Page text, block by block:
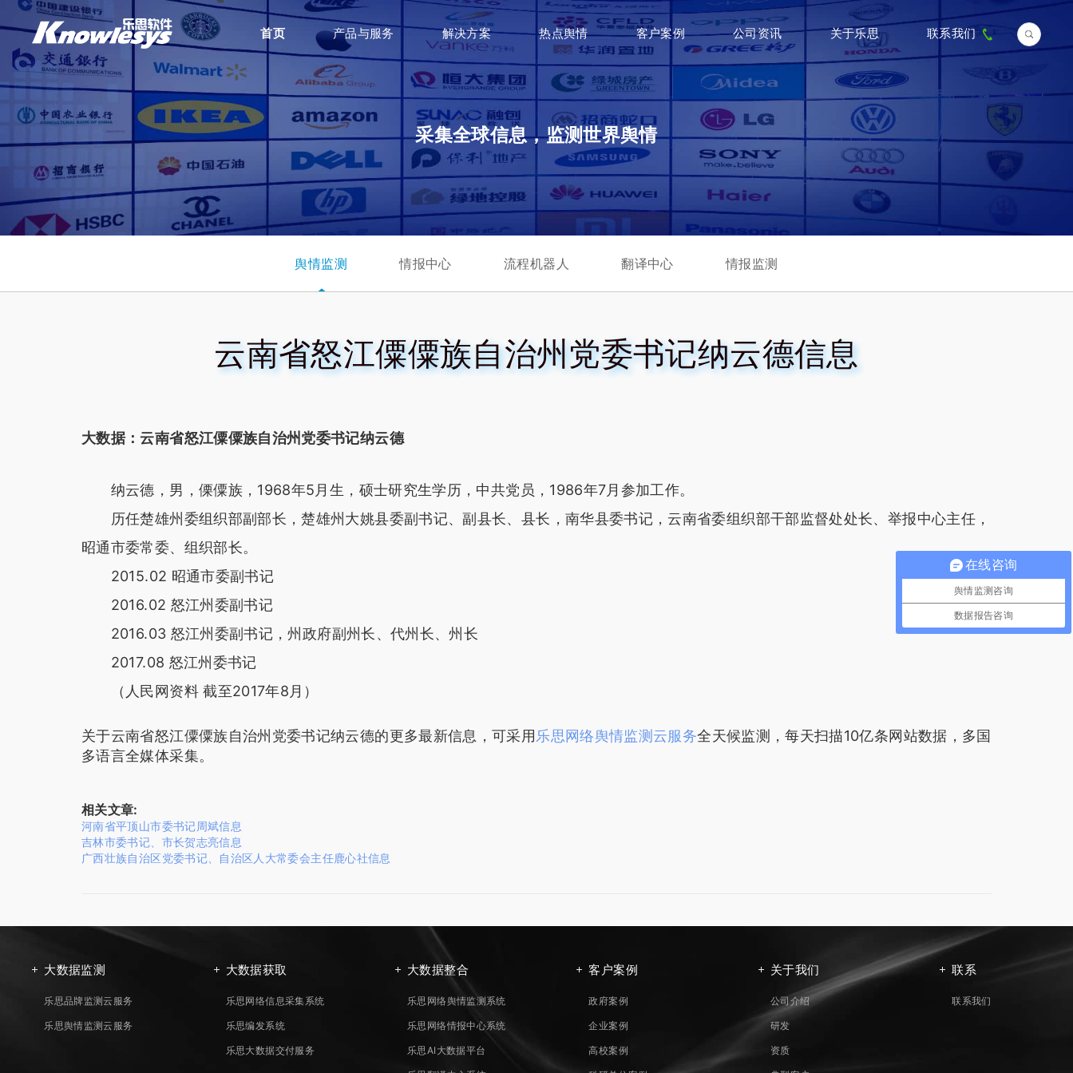
首页 产品与服务 解决方案 热点舆情 客户案例 公司资讯 关于乐思 联系我们
采集全球信息，监测世界舆情
舆情监测 情报中心 流程机器人 翻译中心 情报监测
云南省怒江僳僳族自治州党委书记纳云德信息
大数据：云南省怒江僳僳族自治州党委书记纳云德
纳云德，男，傈僳族，1968年5月生，硕士研究生学历，中共党员，1986年7月参加工作。
历任楚雄州委组织部副部长，楚雄州大姚县委副书记、副县长、县长，南华县委书记，云南省委组织部干部监督处处长、举报中心主任，
昭通市委常委、组织部长。
2015.02 昭通市委副书记
2016.02 怒江州委副书记
2016.03 怒江州委副书记，州政府副州长、代州长、州长
2017.08 怒江州委书记
（人民网资料 截至2017年8月）
关于云南省怒江僳僳族自治州党委书记纳云德的更多最新信息，可采用乐思网络舆情监测云服务全天候监测，每天扫描10亿条网站数据，多国
多语言全媒体采集。
相关文章:
河南省平顶山市委书记周斌信息
吉林市委书记、市长贺志亮信息
广西壮族自治区党委书记、自治区人大常委会主任鹿心社信息
大数据监测
乐思品牌监测云服务
乐思舆情监测云服务
大数据获取
乐思网络信息采集系统
乐思编发系统
乐思大数据交付服务
大数据整合
乐思网络舆情监测系统
乐思网络情报中心系统
乐思AI大数据平台
客户案例
政府案例
企业案例
高校案例
关于我们
公司介绍
研发
资质
联系
联系我们
在线咨询
舆情监测咨询
数据报告咨询